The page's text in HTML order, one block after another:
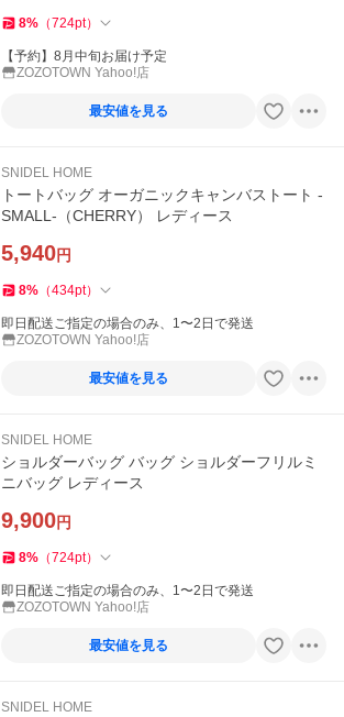
8% （724pt）
【予約】8月中旬お届け予定
ZOZOTOWN Yahoo!店
最安値を見る
SNIDEL HOME
トートバッグ オーガニックキャンバストート -
SMALL-（CHERRY） レディース
5,940円
8% （434pt）
即日配送ご指定の場合のみ、1〜2日で発送
ZOZOTOWN Yahoo!店
最安値を見る
SNIDEL HOME
ショルダーバッグ バッグ ショルダーフリルミ
ニバッグ レディース
9,900円
8% （724pt）
即日配送ご指定の場合のみ、1〜2日で発送
ZOZOTOWN Yahoo!店
最安値を見る
SNIDEL HOME